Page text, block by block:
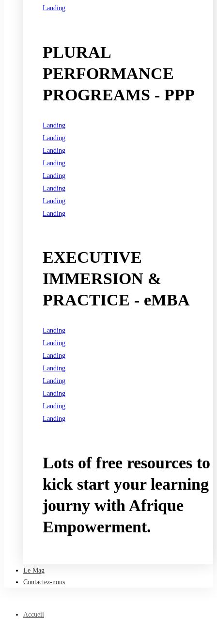
Landing
PLURAL
PERFORMANCE
PROGREAMS - PPP
Landing
Landing
Landing
Landing
Landing
Landing
Landing
Landing
EXECUTIVE
IMMERSION &
PRACTICE - eMBA
Landing
Landing
Landing
Landing
Landing
Landing
Landing
Landing
Lots of free resources to
kick start your learning
journy with Afrique
Empowerment.
Le Mag
Contactez-nous
Accueil